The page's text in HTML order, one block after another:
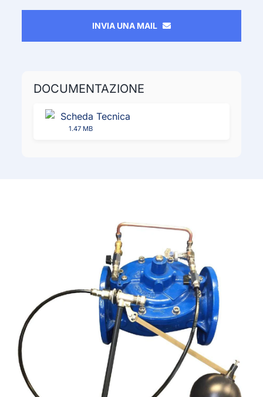
INVIA UNA MAIL
DOCUMENTAZIONE
Scheda Tecnica
1.47 MB